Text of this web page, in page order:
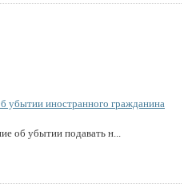
убытии иностранного гражданина
об убытии подавать н...